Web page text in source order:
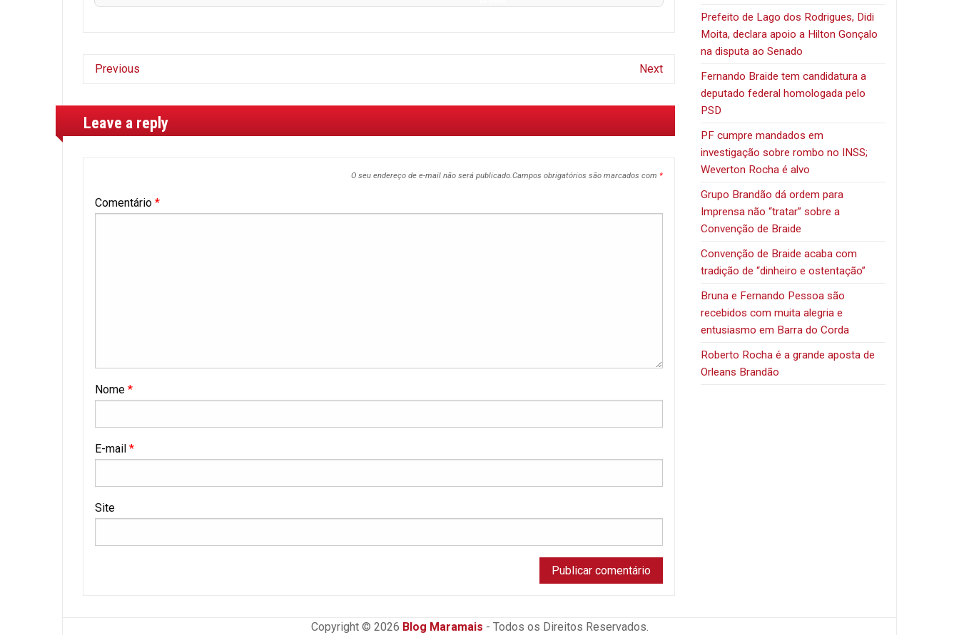
Previous Next
Leave a reply
O seu endereço de e-mail não será publicado.Campos obrigatórios são marcados com *
Comentário *
Nome *
E-mail *
Site
Prefeito de Lago dos Rodrigues, Didi
Moita, declara apoio a Hilton Gonçalo
na disputa ao Senado
Fernando Braide tem candidatura a
deputado federal homologada pelo
PSD
PF cumpre mandados em
investigação sobre rombo no INSS;
Weverton Rocha é alvo
Grupo Brandão dá ordem para
Imprensa não “tratar” sobre a
Convenção de Braide
Convenção de Braide acaba com
tradição de “dinheiro e ostentação”
Bruna e Fernando Pessoa são
recebidos com muita alegria e
entusiasmo em Barra do Corda
Roberto Rocha é a grande aposta de
Orleans Brandão
Copyright © 2026 Blog Maramais - Todos os Direitos Reservados.